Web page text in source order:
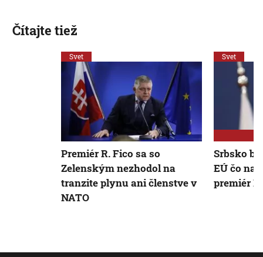
Čítajte tiež
Svet
Premiér R. Fico sa so
Zelenským nezhodol na
tranzite plynu ani členstve v
NATO
Svet
Srbsko
EÚ čo
premiér